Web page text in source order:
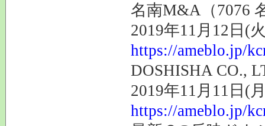
名南M&A（7076
2019年11月12日(
https://ameblo.jp/
DOSHISHA CO.,
2019年11月11日(
https://ameblo.jp/